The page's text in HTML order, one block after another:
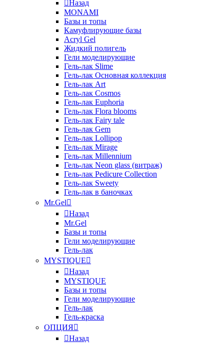
Назад
MONAMI
Базы и топы
Камуфлирующие базы
Acryl Gel
Жидкий полигель
Гели моделирующие
Гель-лак Slime
Гель-лак Основная коллекция
Гель-лак Art
Гель-лак Cosmos
Гель-лак Euphoria
Гель-лак Flora blooms
Гель-лак Fairy tale
Гель-лак Gem
Гель-лак Lollipop
Гель-лак Mirage
Гель-лак Millennium
Гель-лак Neon glass (витраж)
Гель-лак Pedicure Collection
Гель-лак Sweety
Гель-лак в баночках
Mr.Gel
Назад
Mr.Gel
Базы и топы
Гели моделирующие
Гель-лак
MYSTIQUE
Назад
MYSTIQUE
Базы и топы
Гели моделирующие
Гель-лак
Гель-краска
ОПЦИЯ
Назад